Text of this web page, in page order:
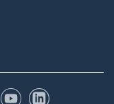
YouTubeLinkedIn